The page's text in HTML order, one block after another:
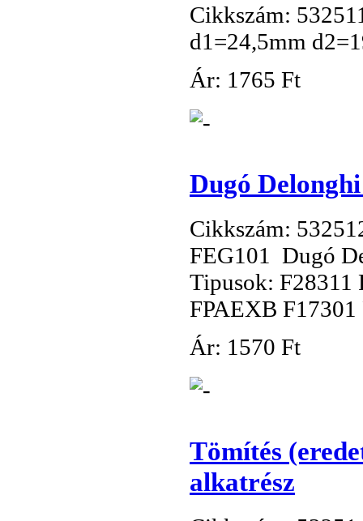
Cikkszám:
d1=24,5mm
Ár: 1 765 Ft
Dugó
Cikkszám:
FEG101 Dugó
Tipusok: F28311
FPAEXB F17301
Ár: 1 570 Ft
Tömítés
alkatrész